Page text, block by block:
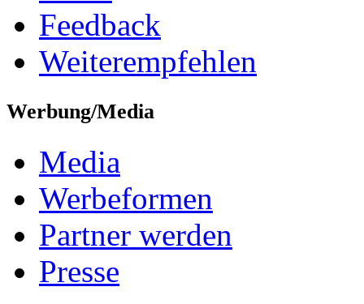
Feedback
Weiterempfehlen
Werbung/Media
Media
Werbeformen
Partner werden
Presse